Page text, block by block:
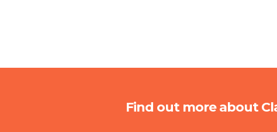
Find out more about